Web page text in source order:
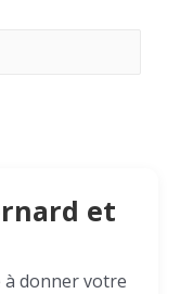
et
à donner votre